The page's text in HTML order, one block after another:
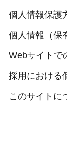
個人情報保護
個人情報（保
Webサイトで
採用における
このサイトに